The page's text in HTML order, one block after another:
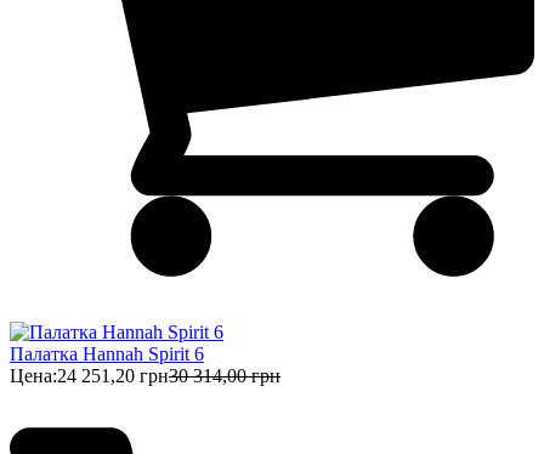
Палатка Hannah Spirit 6
Цена:24 251,20 грн30 314,00 грн